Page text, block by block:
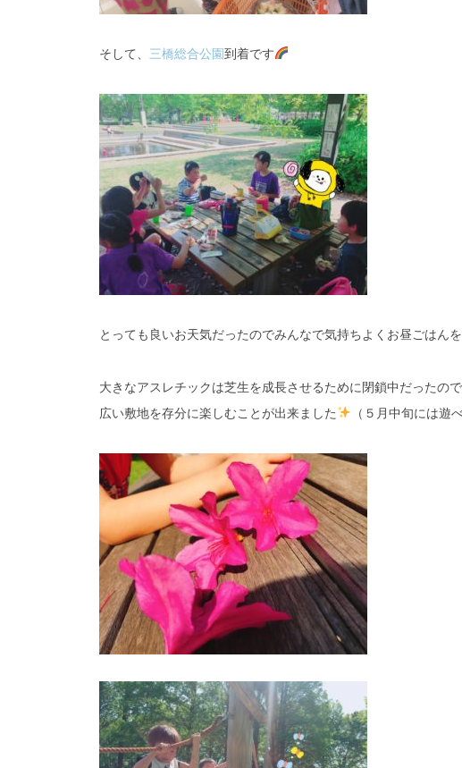
そして、 三橋総合公園到着です
とっても良いお天気だったのでみんなで気持ちよくお昼ごはん
大きなアスレチックは芝生を成長させるために閉鎖中だったの
広い敷地を存分に楽しむことが出来ました
（５月中旬には遊